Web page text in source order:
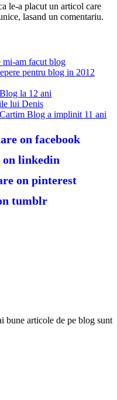
le-a placut un articol care
lasand un comentariu.
mi-am facut blog
pentru blog in 2012
la 12 ani
lui Denis
Cartim Blog a implinit 11 ani
bune articole de pe blog sunt